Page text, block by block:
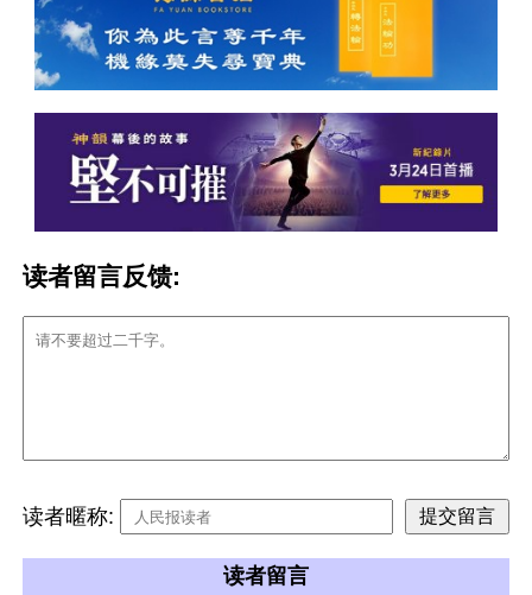
读者留言反馈:
读者暱称:
读者留言